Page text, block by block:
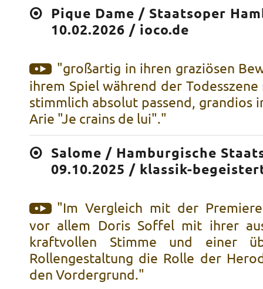
Pique Dame / Staatsoper
10.02.2026 / ioco.de
"großartig in ihren graziösen
ihrem Spiel während der
stimmlich absolut passend, grandios
Arie "Je crains de lui"."
Salome / Hamburgische
09.10.2025 / klassik-
"Im Vergleich mit der
vor allem Doris Soffel mit ihrer
kraftvollen Stimme und einer
Rollengestaltung die Rolle der
den Vordergrund."